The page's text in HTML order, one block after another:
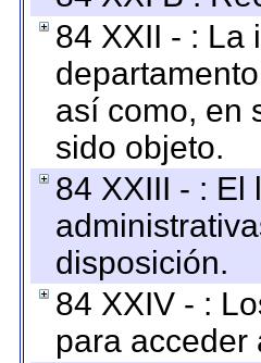
84 XXII - : La
así como, en
sido objeto.
84 XXIII - : El
disposición.
84 XXIV - :
para acceder